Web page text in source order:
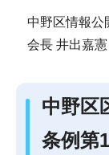
中野区情報公
会長 井出嘉憲
中野区
条例第